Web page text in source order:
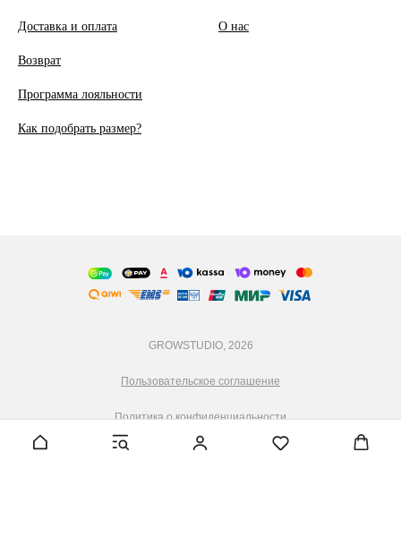
Доставка и оплата
Возврат
Программа лояльности
Как подобрать размер?
О нас
GROWSTUDIO, 2026
Пользовательское соглашение
Политика о конфиденциальности